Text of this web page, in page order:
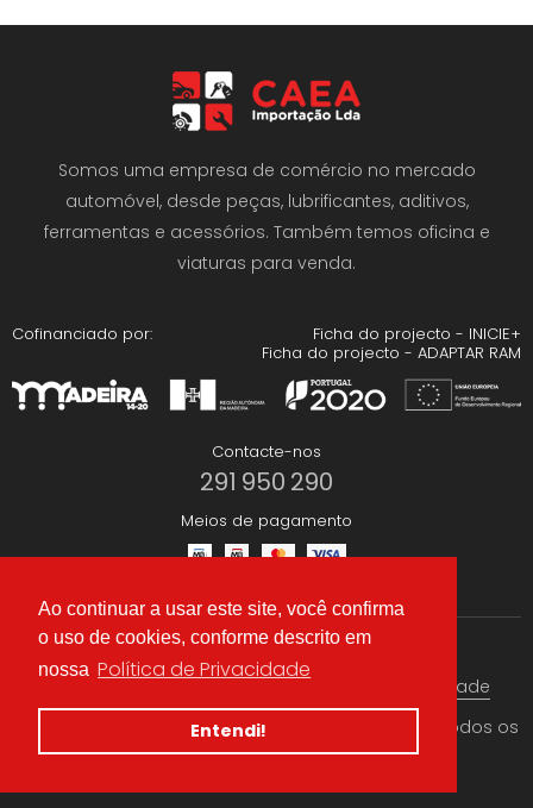
Ao continuar a usar este site, você confirma
o uso de cookies, conforme descrito em
nossa Política de Privacidade
Entendi!
Somos uma empresa de comércio no mercado
automóvel, desde peças, lubrificantes, aditivos,
ferramentas e acessórios. Também temos oficina e
viaturas para venda.
Cofinanciado por:
Ficha do projecto - INICIE+
Ficha do projecto - ADAPTAR RAM
Contacte-nos
291 950 290
Meios de pagamento
© 2026 CAEA Importação Lda. Criado por
. Todos os
direitos reservados
Termos & condições Política de Privacidade
Redes Sociais